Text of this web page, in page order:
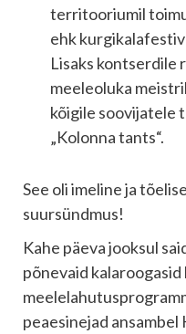
territooriumil
ehk
Lisaks kontserdile
meeleoluka
kõigile soovijatele
„Kolonna tants“.
See oli imeline ja
suursündmus!
Kahe päeva jooksul
põnevaid
peaesinejad